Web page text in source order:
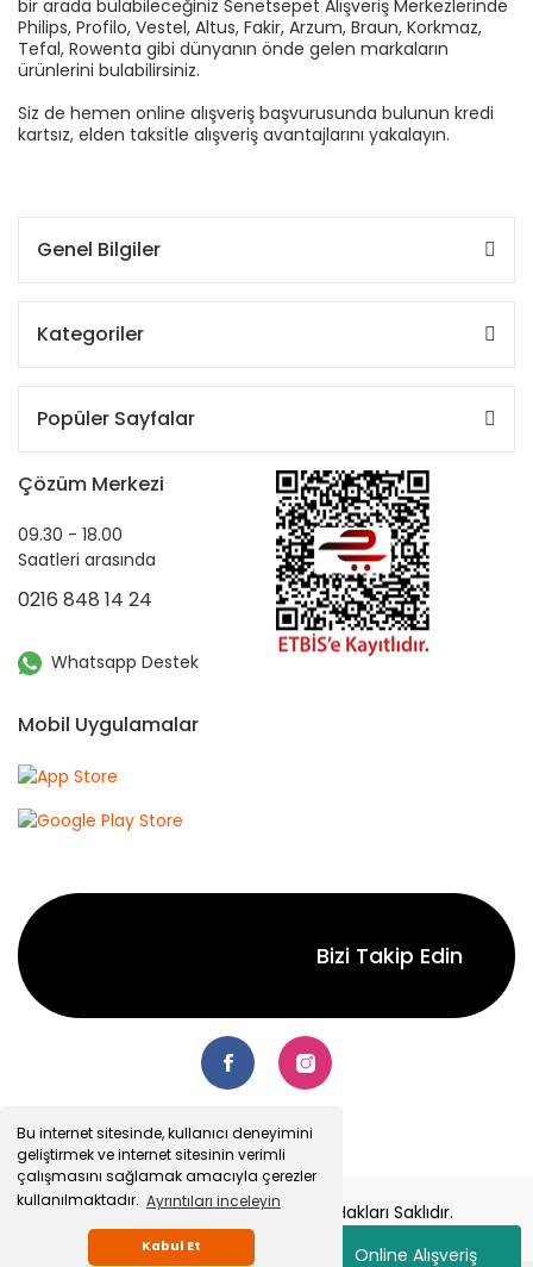
Bu internet sitesinde, kullanıcı deneyimini
geliştirmek ve internet sitesinin verimli
çalışmasını sağlamak amacıyla çerezler
kullanılmaktadır. Ayrıntıları inceleyin
Kabul Et Online Alışveriş
bir arada bulabileceğiniz Senetsepet Alışveriş Merkezlerinde
Philips, Profilo, Vestel, Altus, Fakir, Arzum, Braun, Korkmaz,
Tefal, Rowenta gibi dünyanın önde gelen markaların
ürünlerini bulabilirsiniz.
Siz de hemen online alışveriş başvurusunda bulunun kredi
kartsız, elden taksitle alışveriş avantajlarını yakalayın.
Genel Bilgiler
Kategoriler
Popüler Sayfalar
Çözüm Merkezi
09.30 - 18.00
Saatleri arasında
0216 848 14 24
Whatsapp Destek
Mobil Uygulamalar
Bizi Takip Edin
© 2022 Senetsepet.com. Tüm Hakları Saklıdır.